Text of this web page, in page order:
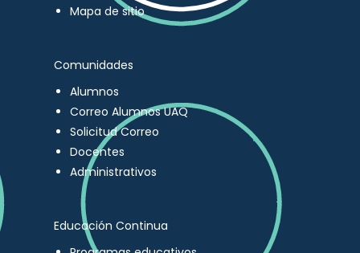
Mapa de sitio
Comunidades
Alumnos
Correo Alumnos UAQ
Solicitud Correo
Docentes
Administrativos
Educación Continua